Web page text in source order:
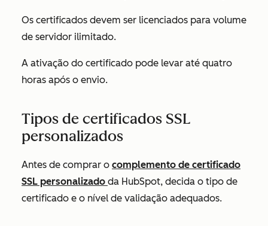
Os certificados devem ser licenciados para volume
de servidor ilimitado.
A ativação do certificado pode levar até quatro
horas após o envio.
Tipos de certificados SSL
personalizados
Antes de comprar o complemento de certificado
SSL personalizado da HubSpot, decida o tipo de
certificado e o nível de validação adequados.